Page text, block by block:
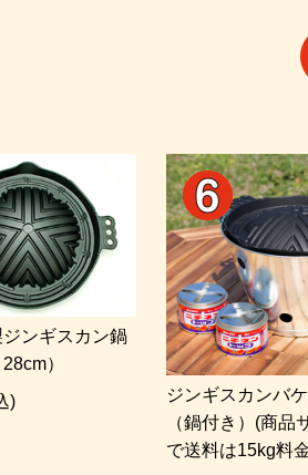
ンギスカン鍋
）
)
ジンギスカンバ
（鍋付き）(商品
で送料は15kg料